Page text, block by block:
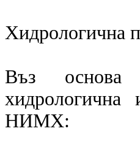
Хидрологична
Въз основа
НИМХ: